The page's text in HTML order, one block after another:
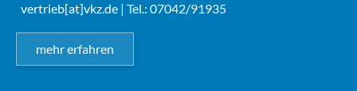
vertrieb[at]vkz.de | Tel.: 07042/91935
mehr erfahren